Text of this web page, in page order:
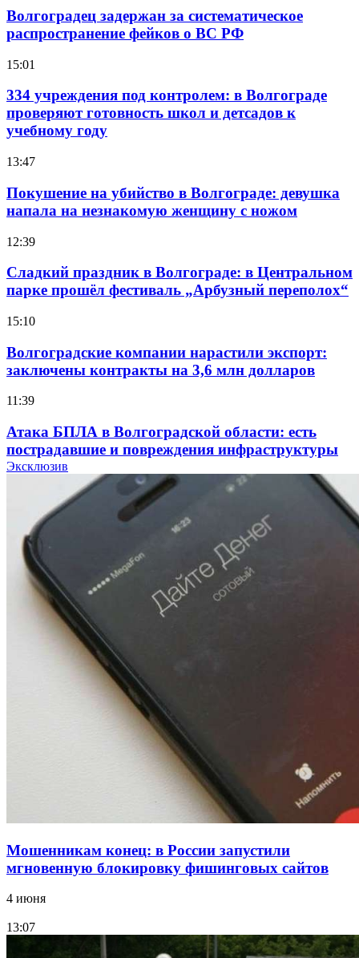
Волгоградец задержан за систематическое
распространение фейков о ВС РФ
15:01
334 учреждения под контролем: в Волгограде
проверяют готовность школ и детсадов к
учебному году
13:47
Покушение на убийство в Волгограде: девушка
напала на незнакомую женщину с ножом
12:39
Сладкий праздник в Волгограде: в Центральном
парке прошёл фестиваль „Арбузный переполох“
15:10
Волгоградские компании нарастили экспорт:
заключены контракты на 3,6 млн долларов
11:39
Атака БПЛА в Волгоградской области: есть
пострадавшие и повреждения инфраструктуры
Волгоградские вузы в топе зарплатного
рейтинга: ВолгГТУ и ВолгГМУ вошли в топ‑15
для химической отрасли и фармацевтики
18:39
В Красноармейском районе Волгограда стартует
конкурс на ремонт моста через Волго‑Донской
судоходный канал
Фестиваль #ТриЧетыре в Волгограде пройдёт
11–13 сентября в рамках Года единства народов
Эксклюзив
Мошенникам конец: в России запустили
мгновенную блокировку фишинговых сайтов
4 июня
13:07